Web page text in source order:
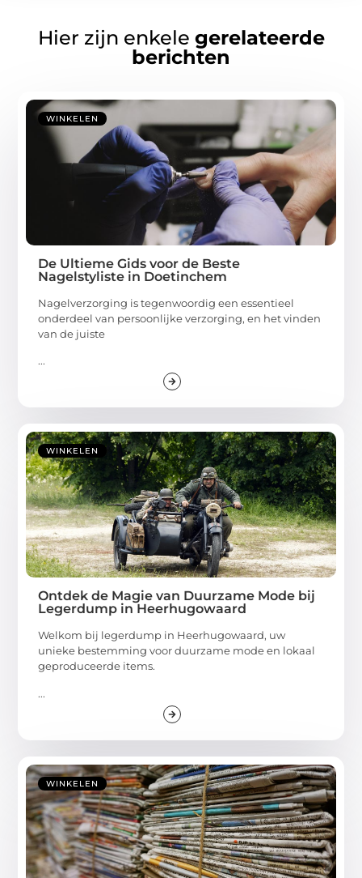
Hier zijn enkele gerelateerde
berichten
WINKELEN
De Ultieme Gids voor de Beste
Nagelstyliste in Doetinchem
Nagelverzorging is tegenwoordig een essentieel
onderdeel van persoonlijke verzorging, en het vinden
van de juiste
...
WINKELEN
Ontdek de Magie van Duurzame Mode bij
Legerdump in Heerhugowaard
Welkom bij legerdump in Heerhugowaard, uw
unieke bestemming voor duurzame mode en lokaal
geproduceerde items.
...
WINKELEN